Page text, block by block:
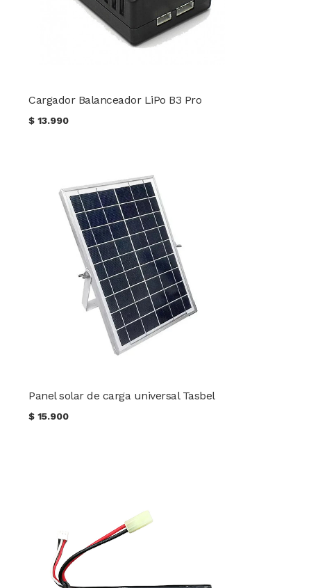
Cargador Balanceador LiPo B3 Pro
$13.990
Panel solar de carga universal Tasbel
$15.900